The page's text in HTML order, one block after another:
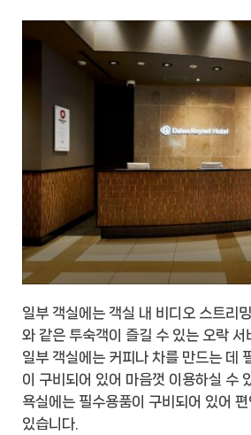
일부 객실에는 객실 내 비디오 스트리
와 같은 투숙객이 즐길 수 있는 오락 서
일부 객실에는 커피나 차를 만드는 데
이 구비되어 있어 마음껏 이용하실 수
욕실에는 필수용품이 구비되어 있어
있습니다.